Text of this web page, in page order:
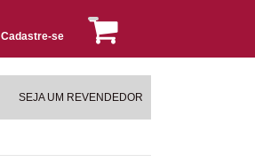
Cadastre-se
SEJA UM REVENDEDOR